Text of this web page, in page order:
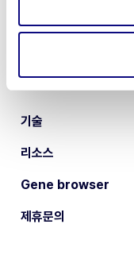
기술
리소스
Gene browser
제휴문의